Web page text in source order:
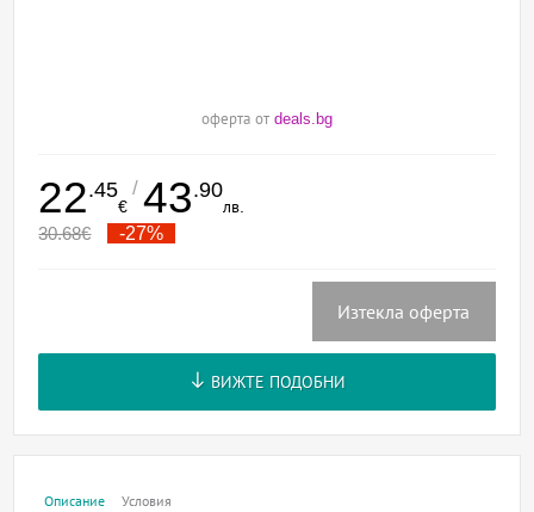
оферта от deals.bg
22.45
€
/ 43.90
лв.
30.68€ -27%
Изтекла оферта
ВИЖТЕ ПОДОБНИ
Описание Условия